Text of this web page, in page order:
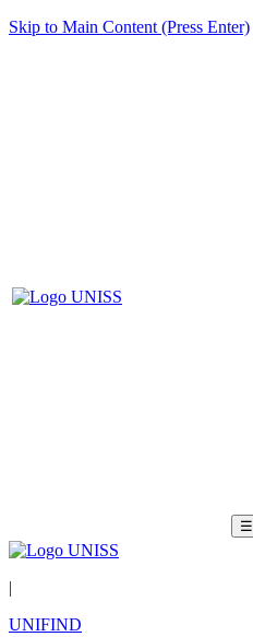
Skip to Main Content (Press Enter)
☰
|
UNIFIND